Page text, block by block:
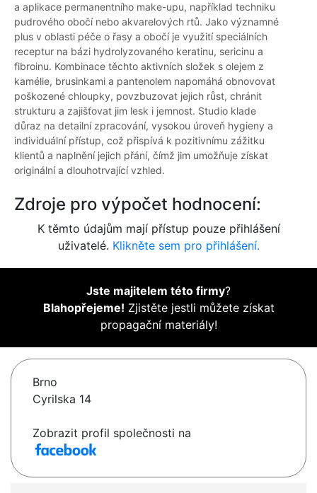
a aplikace permanentního make-upu, například techniku
pudrového obočí nebo akvarelových rtů. Jako významné
plus v oblasti péče o řasy a obočí je využití speciálních
receptur na bázi hydrolyzovaného keratinu, sericinu a
fibroinu. Kombinace těchto aktivních složek s olejem z
kamélie, brusinkami a pantenolem napomáhá obnovovat
poškozené chloupky, povzbuzovat jejich růst, chránit
strukturu a zajišťovat jim lesk i jemnost. Studio klade
důraz na detailní zpracování, vysokou úroveň hygieny a
individuální přístup, což přispívá k pozitivnímu zážitku
klientů a naplnění jejich přání, čímž jim umožňuje získat
originální a dlouhotrvající vzhled.
Zdroje pro výpočet hodnocení:
K těmto údajům mají přístup pouze přihlášení
uživatelé. Klikněte sem pro přihlášení.
Jste majitelem této firmy?
Blahopřejeme! Zjistěte jestli můžete získat
propagační materiály!
Brno
Cyrilska 14
Zobrazit profil společnosti na